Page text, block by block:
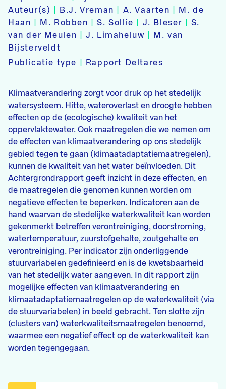
Auteur(s)
B.J. Vreman A. Vaarten
M. de
Haan
M. Robben |S. Sollie J. Bleser
S.
van der Meulen
|J. Limaheluw
M. van
Bijsterveldt
Publicatie type
Rapport Deltares
Klimaatverandering zorgt voor druk op het stedelijk
watersysteem. Hitte, wateroverlast en droogte hebben
effecten op de (ecologische) kwaliteit van het
oppervlaktewater. Ook maatregelen die we nemen om
de effecten van klimaatverandering op ons stedelijk
gebied tegen te gaan (klimaatadaptatiemaatregelen),
kunnen de kwaliteit van het water beïnvloeden. Dit
Achtergrondrapport geeft inzicht in deze effecten, en
de maatregelen die genomen kunnen worden om
negatieve effecten te beperken. Indicatoren aan de
hand waarvan de stedelijke waterkwaliteit kan worden
gekenmerkt betreffen verontreiniging, doorstroming,
watertemperatuur, zuurstofgehalte, zoutgehalte en
verontreiniging. Per indicator zijn onderliggende
stuurvariabelen gedefinieerd en is de kwetsbaarheid
van het stedelijk water aangeven. In dit rapport zijn
mogelijke effecten van klimaatverandering en
klimaatadaptatiemaatregelen op de waterkwaliteit (via
de stuurvariabelen) in beeld gebracht. Ten slotte zijn
(clusters van) waterkwaliteitsmaatregelen benoemd,
waarmee een negatief effect op de waterkwaliteit kan
worden tegengegaan.